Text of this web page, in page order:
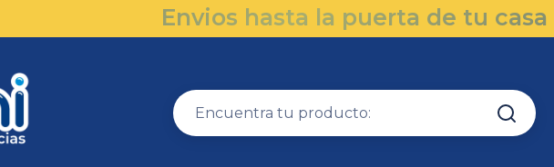
Envios hasta la puerta de tu casa